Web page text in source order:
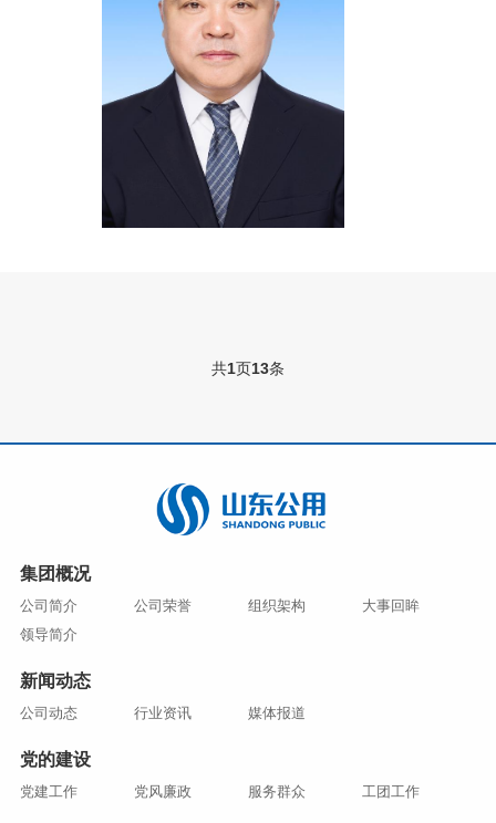
共1页13条
集团概况
公司简介 公司荣誉 组织架构
大事回眸
领导简介
新闻动态
公司动态 行业资讯 媒体报道
党的建设
党建工作 党风廉政 服务群众 工团工作